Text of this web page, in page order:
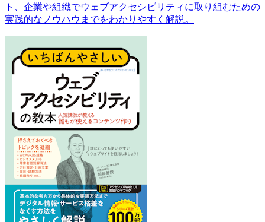
ト、企業や組織でウェブアクセシビリティに取り組むための
実践的なノウハウまでをわかりやすく解説。